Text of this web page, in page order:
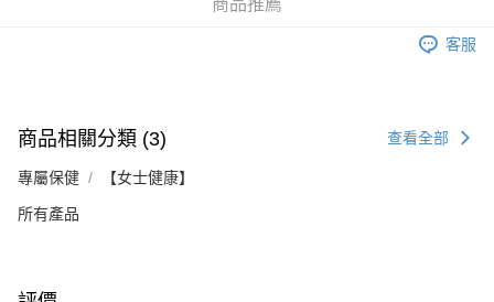
商品推薦
客服
商品相關分類 (3) 查看全部
專屬保健 【女士健康】
所有產品